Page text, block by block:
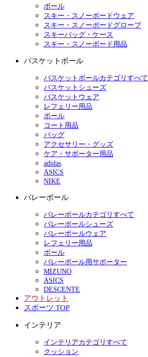
ポール
スキー・スノーボードウェア
スキー・スノーボードグローブ
スキーバッグ・ケース
スキー・スノーボード用品
バスケットボール
バスケットボールカテゴリすべて
バスケットシューズ
バスケットウェア
レフェリー用品
ボール
コート用品
バッグ
アクセサリー・グッズ
ケア・サポーター用品
adidas
ASICS
NIKE
バレーボール
バレーボールカテゴリすべて
バレーボールシューズ
バレーボールウェア
レフェリー用品
ボール
バレーボール用サポーター
MIZUNO
ASICS
DESCENTE
アウトレット
スポーツ TOP
インテリア
インテリアカテゴリすべて
クッション